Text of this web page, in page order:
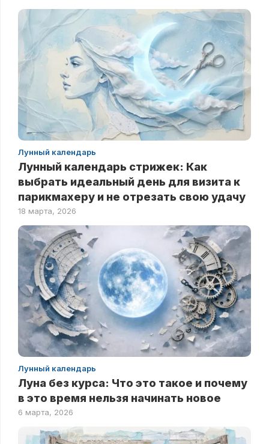
Лунный календарь
Лунный календарь стрижек: Как
выбрать идеальный день для визита к
парикмахеру и не отрезать свою удачу
18 марта, 2026
Лунный календарь
Луна без курса: Что это такое и почему
в это время нельзя начинать новое
6 марта, 2026